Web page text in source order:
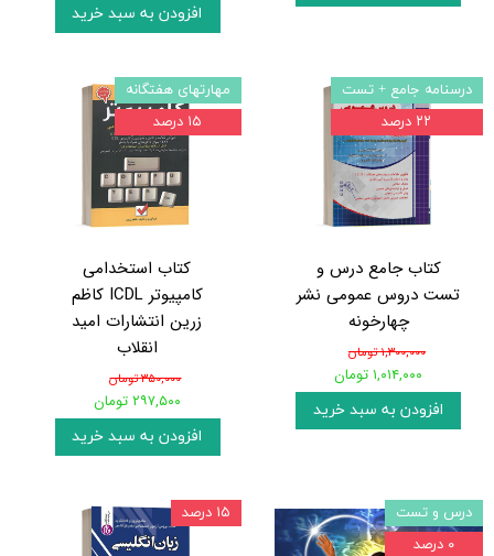
افزودن به سبد خرید
کتاب جامع درس و
تست دروس عمومی نشر
چهارخونه
۱,۳۰۰,۰۰۰ تومان
۱,۰۱۴,۰۰۰ تومان
افزودن به سبد خرید
درسنامه جامع + تست
۲۲ درصد
کتاب استخدامی
کامپیوتر ICDL کاظم
زرین انتشارات امید
انقلاب
۳۵۰,۰۰۰ تومان
۲۹۷,۵۰۰ تومان
افزودن به سبد خرید
مهارتهای هفتگانه
۱۵ درصد
درس و تست
۰ درصد
۱۵ درصد